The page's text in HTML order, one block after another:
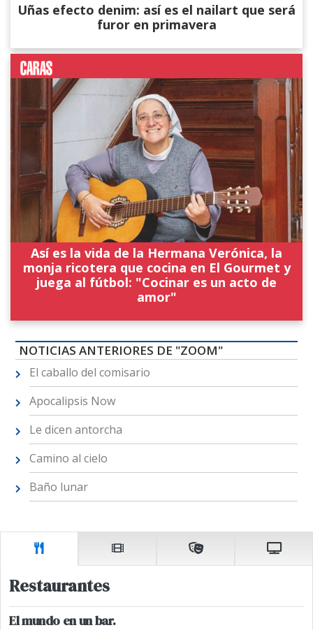
Uñas efecto denim: así es el nailart que será
furor en primavera
Así es la vida de la Hermana Verónica, la
monja ricotera que cocina en El Gourmet y
juega al fútbol: "Cocinar es un acto de
amor"
NOTICIAS ANTERIORES DE "ZOOM"
El caballo del comisario
Apocalipsis Now
Le dicen antorcha
Camino al cielo
Baño lunar
Restaurantes
El mundo en un bar.